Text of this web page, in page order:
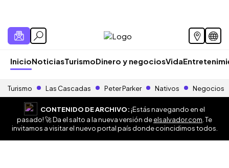
InicioNoticiasTurismoDinero y negociosVida
Turismo Las Cascadas Peter Parker Nativos Negocios
CONTENIDO DE ARCHIVO:¡Estás navegando en el
pasado! 🚀 Da el salto a la nueva versión deelsalvador.com . Te
invitamos a visitar el nuevo portal país donde coincidimos todos.